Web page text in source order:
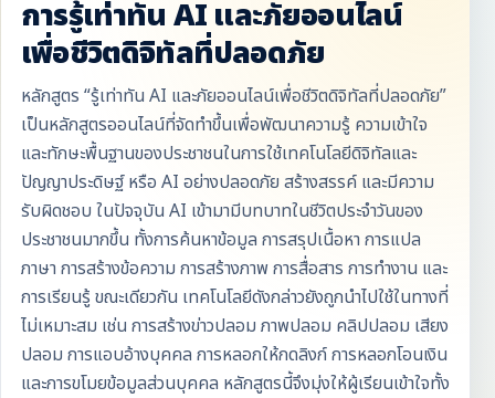
การรู้เท่าทัน AI และภัยออนไลน์
เพื่อชีวิตดิจิทัลที่ปลอดภัย
หลักสูตร “รู้เท่าทัน AI และภัยออนไลน์เพื่อชีวิตดิจิทัลที่ปลอดภัย”
เป็นหลักสูตรออนไลน์ที่จัดทำขึ้นเพื่อพัฒนาความรู้ ความเข้าใจ
และทักษะพื้นฐานของประชาชนในการใช้เทคโนโลยีดิจิทัลและ
ปัญญาประดิษฐ์ หรือ AI อย่างปลอดภัย สร้างสรรค์ และมีความ
รับผิดชอบ ในปัจจุบัน AI เข้ามามีบทบาทในชีวิตประจำวันของ
ประชาชนมากขึ้น ทั้งการค้นหาข้อมูล การสรุปเนื้อหา การแปล
ภาษา การสร้างข้อความ การสร้างภาพ การสื่อสาร การทำงาน และ
การเรียนรู้ ขณะเดียวกัน เทคโนโลยีดังกล่าวยังถูกนำไปใช้ในทางที่
ไม่เหมาะสม เช่น การสร้างข่าวปลอม ภาพปลอม คลิปปลอม เสียง
ปลอม การแอบอ้างบุคคล การหลอกให้กดลิงก์ การหลอกโอนเงิน
และการขโมยข้อมูลส่วนบุคคล หลักสูตรนี้จึงมุ่งให้ผู้เรียนเข้าใจทั้ง